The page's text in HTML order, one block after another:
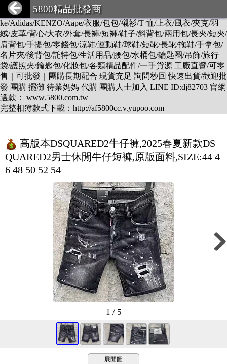
DESCENTE/LV/BURBERRY/GUCCI/PRADA/CHANEL/BALEN
CIAGA/DIOR/Hermes/FENDI/MONCLER/Armani/Supreme/CK/Ni
ke/Adidas/KENZO/Aape/衣服/包包/襯衫/T 恤/上衣/風衣/夾克/羽
絨/皮革/背心/大衣/外套/長褲/短褲/鞋子/斜背包/兩用包/長夾/短夾/
肩背包/手提包/零錢包/涼鞋/運動鞋/球鞋/短靴/長靴/拖鞋/手拿包/
名片夾/後背包/託特包/生活用品/腰包/水桶包/鑰匙圈/吊飾/旅行
袋/護照夾/鑰匙包/化妝包/各類精品配件/一手貨源 工廠直營/可零
售｜可批發｜團購長期配合 現貨充足 詢問秒回 快速出貨/歡迎批
發 團購 擺灘 待業媽媽 代購 團購人士加入 LINE ID:dj82703 官網
選款： www.5800.com.tw
完整相簿款式下載：http://af5800cc.v.yupoo.com
5800精品批發商
高版本DSQUARED2牛仔褲,2025春夏新款DS
QUARED2男士休閒牛仔短褲,原版面料,SIZE:44 4
6 48 50 52 54
1 / 5
展開圖